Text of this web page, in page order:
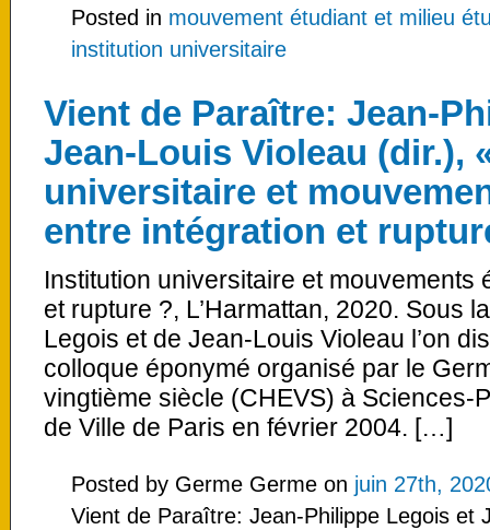
Posted in mouvement étudiant et milieu
institution universitaire
Vient de Paraître: Jean-
Jean-Louis Violeau (dir.),
universitaire et
entre intégration et
Institution universitaire et mouvements
et rupture ?, L’Harmattan, 2020. Sous
Legois et de Jean-Louis Violeau l’on
colloque éponymé organisé par le
vingtième siècle (CHEVS) à Sciences-
de Ville de Paris en février 2004. […]
Posted by Germe Germe on juin 27th,
Vient de Paraître: Jean-Philippe Legois et